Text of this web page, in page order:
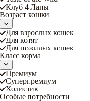
Клуб 4 Лапы
Возраст кошки
Для взрослых кошек
Для котят
Для пожилых кошек
Класс корма
Премиум
Суперпремиум
Холистик
Особые потребности